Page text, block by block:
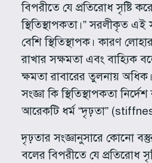
বিপরীতে যে প্রতিরোধ সৃষ্টি
স্থিতিস্থাপকতা।” সরলীকৃত এই
বেশি স্থিতিস্থাপক। কারণ
রাখার সক্ষমতা এবং বাহ্যিক
ক্ষমতা রাবারের তুলনায়
সংজ্ঞা কি স্থিতিস্থাপকতা
আরেকটি ধর্ম “দৃঢ়তা”
দৃঢ়তার সংজ্ঞানুসারে কোনো
বলের বিপরীতে যে প্রতিরোধ